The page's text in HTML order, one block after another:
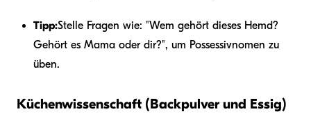
Tipp:Stelle Fragen wie: "Wem gehört dieses Hemd?
Gehört es Mama oder dir?", um Possessivnomen zu
üben.
Küchenwissenschaft (Backpulver und Essig)